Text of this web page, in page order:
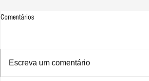
Comentários
Escreva um comentário